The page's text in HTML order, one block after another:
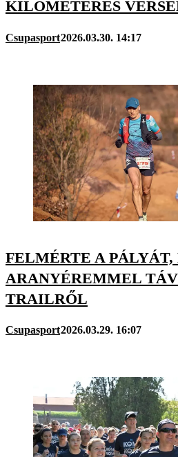
KILOMÉTERES
Csupasport2026.03.30. 14:17
FELMÉRTE A PÁLYÁT,
ARANYÉREMMEL
TRAILRŐL
Csupasport2026.03.29. 16:07